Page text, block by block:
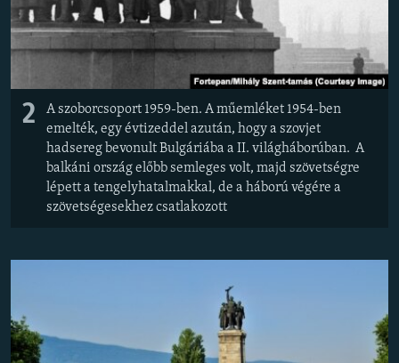
2
A szoborcsoport 1959-ben. A műemléket 1954-ben
emelték, egy évtizeddel azután, hogy a szovjet
hadsereg bevonult Bulgáriába a II. világháborúban. A
balkáni ország előbb semleges volt, majd szövetségre
lépett a tengelyhatalmakkal, de a háború végére a
szövetségesekhez csatlakozott